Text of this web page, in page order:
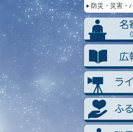
防災・災害・